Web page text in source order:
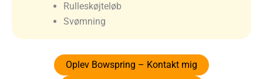
Rulleskøjteløb
Svømning
Oplev Bowspring – Kontakt mig